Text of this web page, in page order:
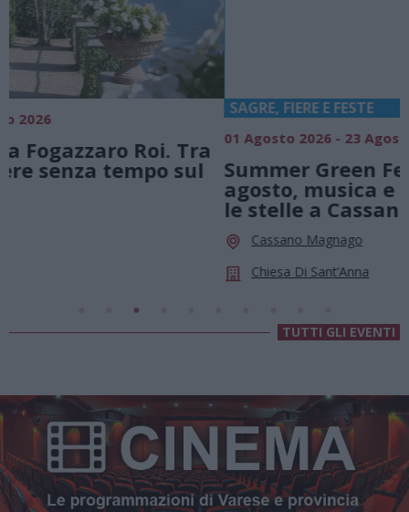
01 Agosto 2026 - 23 Agosto 2026
Summer Green Festival: fino al 23
agosto, musica e divertimento sotto
le stelle a Cassano Magnago
TUTTI GLI EVENTI